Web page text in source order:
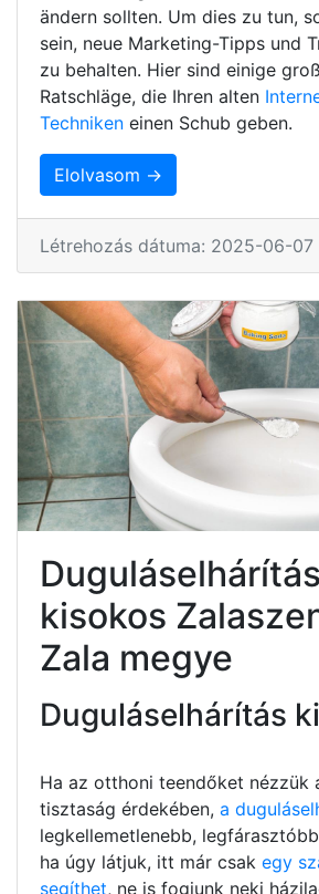
ändern sollten. Um dies zu tun,
sein, neue Marketing-Tipps und
zu behalten. Hier sind einige
Ratschläge, die Ihren alten
Techniken einen Schub geben.
Elolvasom →
Létrehozás dátuma: 2025-06-07
Duguláselhárítás
kisokos
Zala megye
Duguláselhárítás
Ha az otthoni teendőket nézzük
tisztaság érdekében, a
legkellemetlenebb,
ha úgy látjuk, itt már csak egy
segíthet, ne is fogjunk neki